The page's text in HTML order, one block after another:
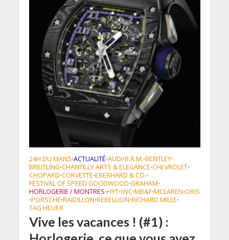
24H DU MANS•ACTUALITÉ•AUDI•B.R.M.•BENTLEY•
BREITLING•CHANTILLY ARTS & ELEGANCE•CHEVROLET•
CHOPARD•CORVETTE•EBERHARD & CO.•
FESTIVAL OF SPEED GOODWOOD•GRAHAM•
HORLOGERIE / MONTRES•HYT•IWC•MB&F•MCLAREN•ORIS
•PORSCHE•RAIDILLON•REBELLION•RICHARD MILLE•
TAG HEUER
Vive les vacances ! (#1) :